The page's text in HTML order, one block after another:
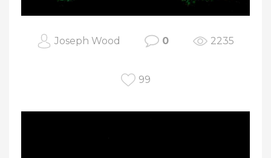
Joseph Wood 0 2235
99